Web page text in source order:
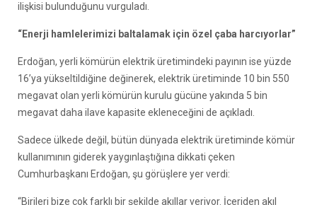
ilişkisi bulunduğunu vurguladı.
“Enerji hamlelerimizi baltalamak için özel çaba harcıyorlar”
Erdoğan, yerli kömürün elektrik üretimindeki payının ise yüzde
16’ya yükseltildiğine değinerek, elektrik üretiminde 10 bin 550
megavat olan yerli kömürün kurulu gücüne yakında 5 bin
megavat daha ilave kapasite ekleneceğini de açıkladı.
Sadece ülkede değil, bütün dünyada elektrik üretiminde kömür
kullanımının giderek yaygınlaştığına dikkati çeken
Cumhurbaşkanı Erdoğan, şu görüşlere yer verdi:
“Birileri bize çok farklı bir şekilde akıllar veriyor. İçeriden akıl